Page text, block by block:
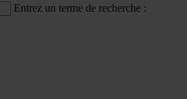
Entrez un terme de recherche :